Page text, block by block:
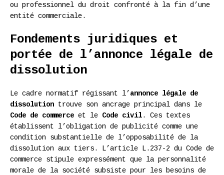
ou professionnel du droit confronté à la fin d’une
entité commerciale.
Fondements juridiques et
portée de l’annonce légale de
dissolution
Le cadre normatif régissant l’ annonce légale de
dissolution trouve son ancrage principal dans le
Code de commerce et le Code civil. Ces textes
établissent l’obligation de publicité comme une
condition substantielle de l’opposabilité de la
dissolution aux tiers. L’article L.237-2 du Code de
commerce stipule expressément que la personnalité
morale de la société subsiste pour les besoins de